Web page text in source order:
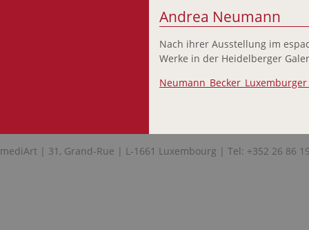
Andrea Neumann
Nach ihrer Ausstellung im
Werke in der Heidelberger
Neumann_Becker_Luxemburger
mediArt | 31, Grand-Rue | L-1661 Luxembourg | Tel: +352 26 86